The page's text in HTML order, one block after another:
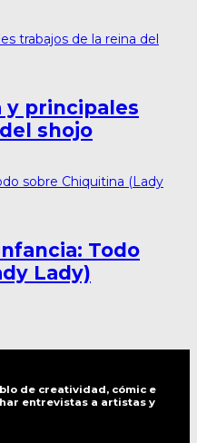
y principales
shojo
Todo
Lady)
de creatividad, cómic e
entrevistas a artistas y